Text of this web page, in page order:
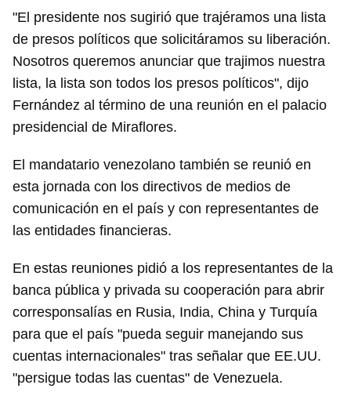
Guardar como favorito
INICIAR SESIÓN CANCELAR
"El presidente nos sugirió que trajéramos una lista
de presos políticos que solicitáramos su liberación.
Nosotros queremos anunciar que trajimos nuestra
lista, la lista son todos los presos políticos", dijo
Fernández al término de una reunión en el palacio
presidencial de Miraflores.
El mandatario venezolano también se reunió en
esta jornada con los directivos de medios de
comunicación en el país y con representantes de
las entidades financieras.
En estas reuniones pidió a los representantes de la
banca pública y privada su cooperación para abrir
corresponsalías en Rusia, India, China y Turquía
para que el país "pueda seguir manejando sus
cuentas internacionales" tras señalar que EE.UU.
"persigue todas las cuentas" de Venezuela.